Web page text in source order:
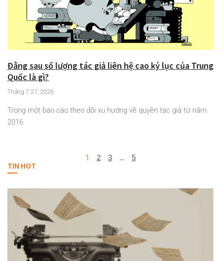
Đằng sau số lượng tác giả liên hệ cao kỷ lục của Trung
Quốc là gì?
Tháng 7 27, 2026
Trong một báo cáo theo dõi xu hướng về quyền tác giả từ năm
2016
1 2 3 … 5
TIN HOT